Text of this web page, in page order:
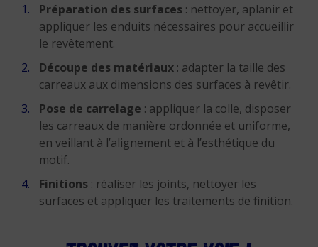
Préparation des surfaces : nettoyer, aplanir et
appliquer les enduits nécessaires pour accueillir
le revêtement.
Découpe des matériaux : adapter la taille des
carreaux aux dimensions des surfaces à revêtir.
Pose de carrelage : appliquer la colle, disposer
les carreaux de manière ordonnée et uniforme,
en veillant à l’alignement et à l’esthétique du
motif.
Finitions : réaliser les joints, nettoyer les
surfaces et appliquer les traitements de finition.